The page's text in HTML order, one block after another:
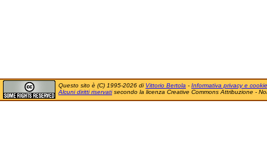
Questo sito è (C) 1995-2026 di Vittorio Bertola - Informativa privacy e cookie
Alcuni diritti riservatisecondo la licenza Creative Commons Attribuzione -